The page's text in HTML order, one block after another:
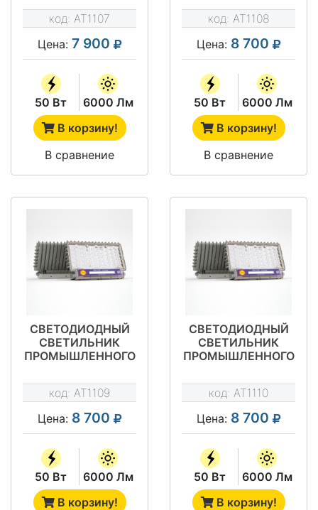
ДО-050 ТИП STAR
код: AT1107
Цена: 7 900
50 Вт
6000 Лм
В корзину!
В сравнение
ДО-050/К45 ТИП
STAR
код: AT1108
Цена: 8 700
50 Вт
6000 Лм
В корзину!
В сравнение
СВЕТОДИОДНЫЙ
СВЕТИЛЬНИК
ПРОМЫШЛЕННОГО
ДО-050/К20 ТИП
STAR
код: AT1109
Цена: 8 700
50 Вт
6000 Лм
В корзину!
СВЕТОДИОДНЫЙ
СВЕТИЛЬНИК
ПРОМЫШЛЕННОГО
ДО-050/К6 ТИП
STAR
код: AT1110
Цена: 8 700
50 Вт
6000 Лм
В корзину!